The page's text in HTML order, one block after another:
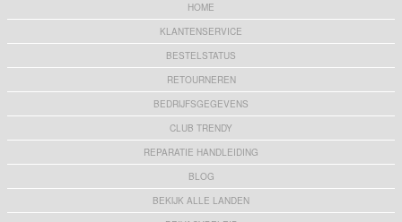
HOME
KLANTENSERVICE
BESTELSTATUS
RETOURNEREN
BEDRIJFSGEGEVENS
CLUB TRENDY
REPARATIE HANDLEIDING
BLOG
BEKIJK ALLE LANDEN